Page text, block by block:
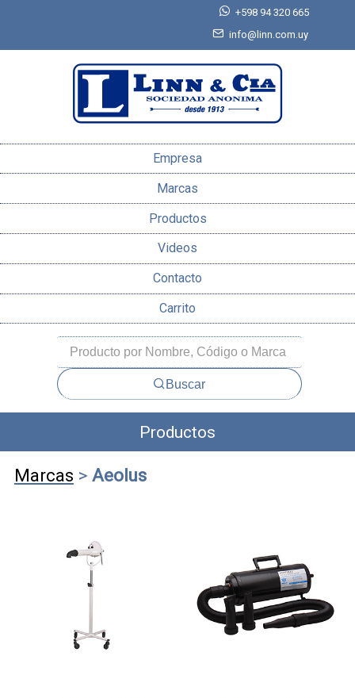
+598 94 320 665
info@linn.com.uy
Empresa
Marcas
Productos
Videos
Contacto
Carrito
Buscar
Productos
Marcas > Aeolus